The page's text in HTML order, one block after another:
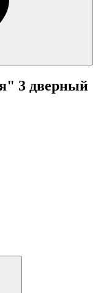
3 дверный